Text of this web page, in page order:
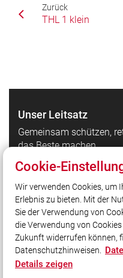
Zurück
THL 1 klein
Unser Leitsatz
Gemeinsam schützen,
das Beste machen.
Quicklinks
LFV Bayern
Quicklink intern
Social Media
Cookie-
Wir verwenden Cookies, um
Erlebnis zu bieten. Mit der
Sie der Verwendung von
die Verwendung von
Zukunft widerrufen können,
Datenschutzhinweisen.
Details zeigen